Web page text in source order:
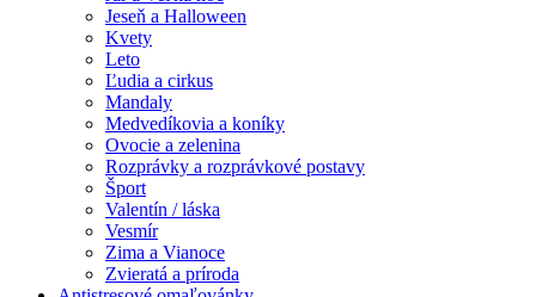
Jeseň a Halloween
Kvety
Leto
Ľudia a cirkus
Mandaly
Medvedíkovia a koníky
Ovocie a zelenina
Rozprávky a rozprávkové postavy
Šport
Valentín / láska
Vesmír
Zima a Vianoce
Zvieratá a príroda